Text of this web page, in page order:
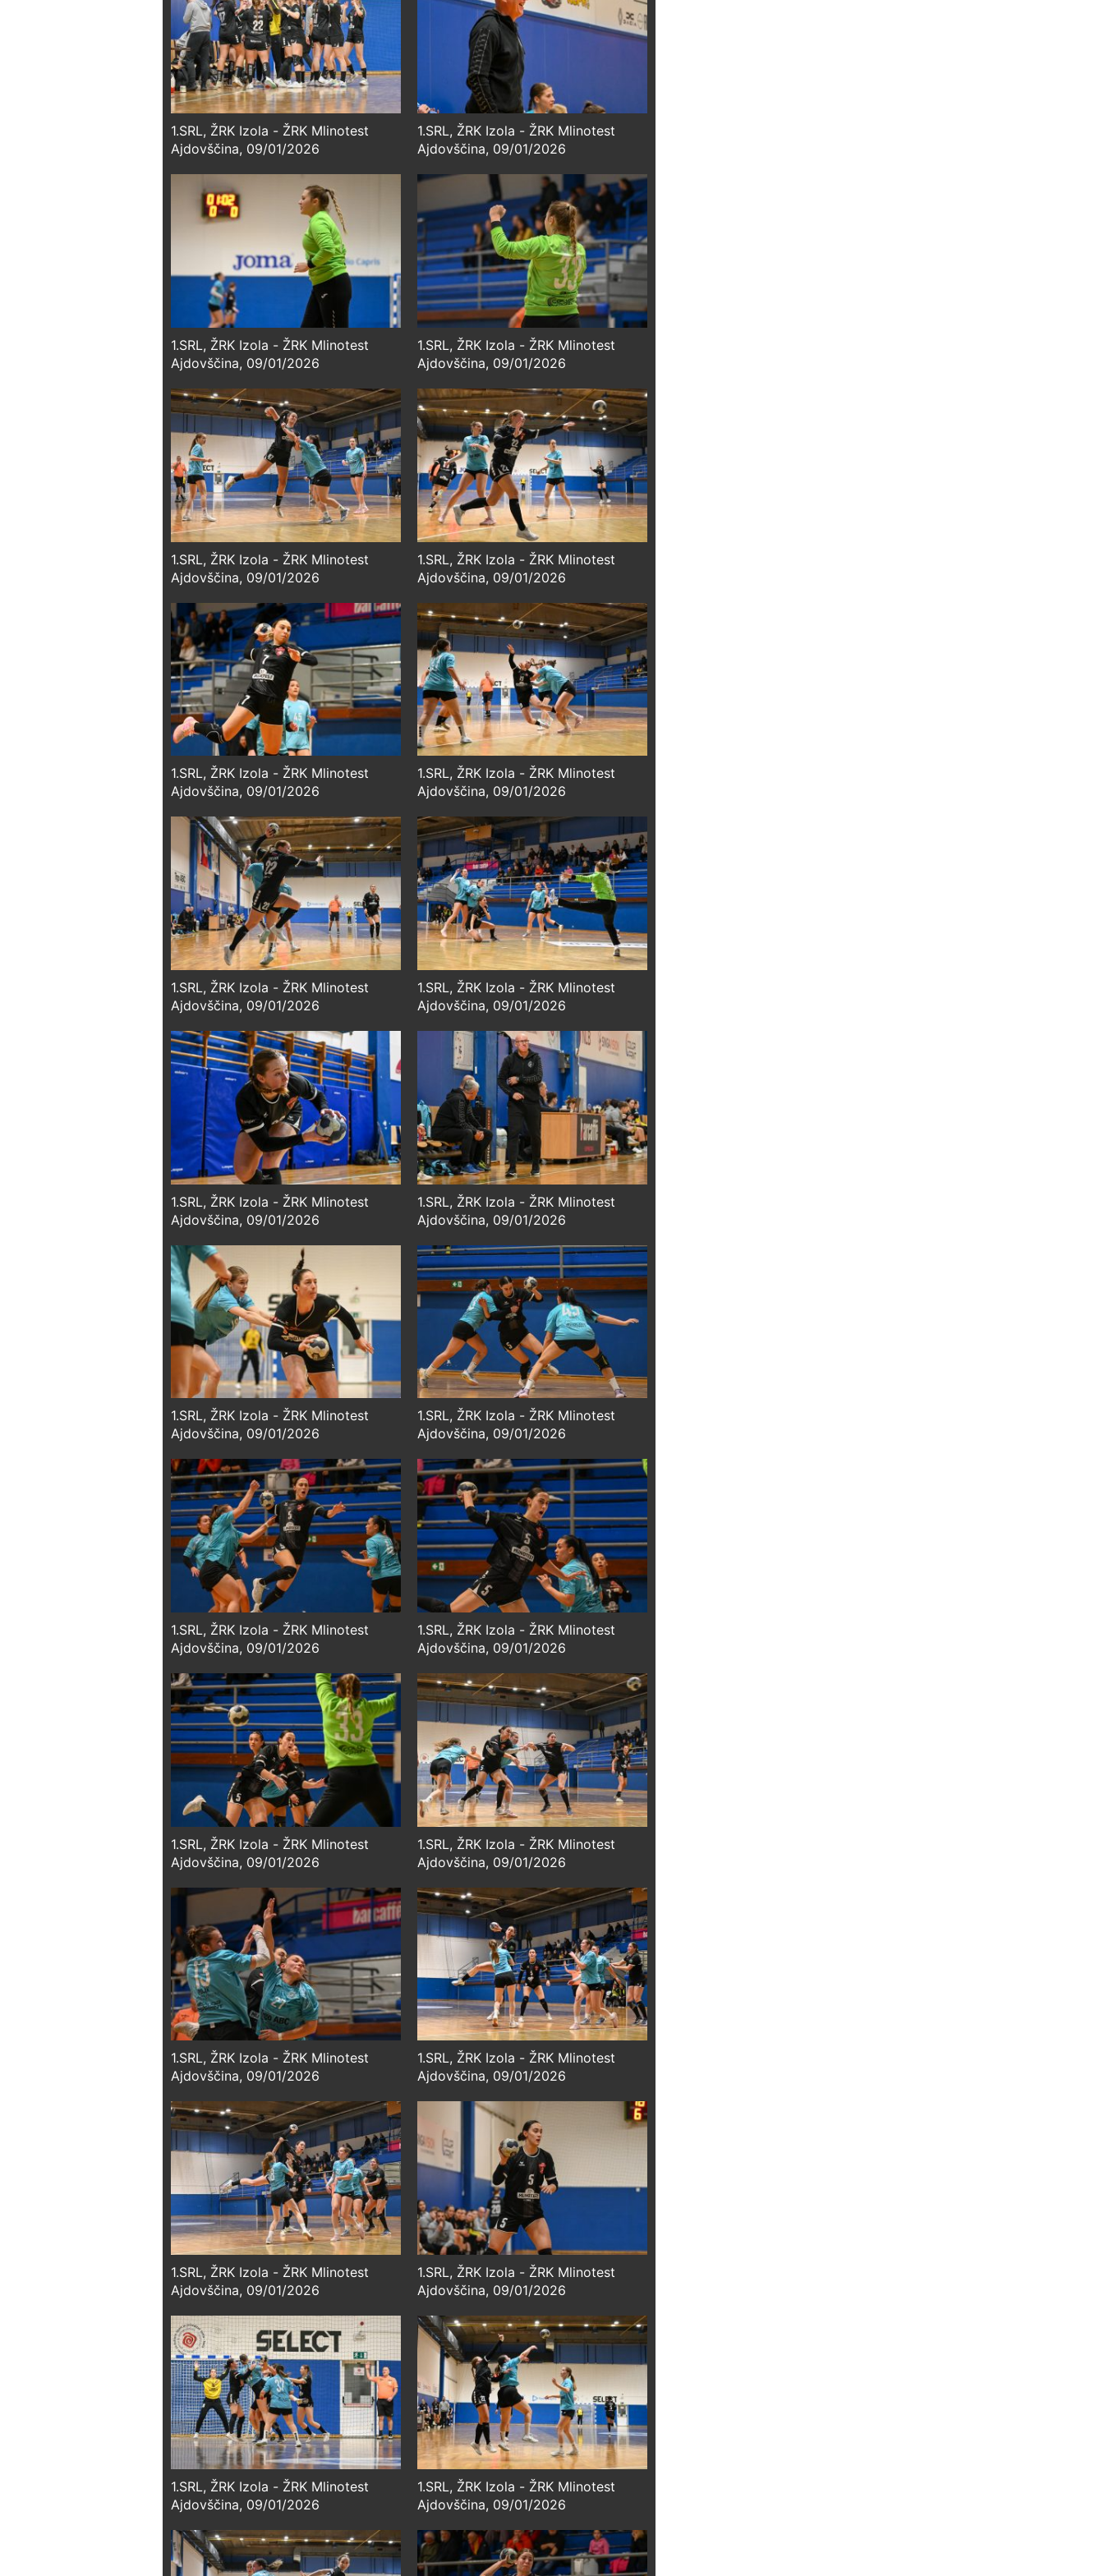
1.SRL, ŽRK Izola - ŽRK Mlinotest
Ajdovščina, 09/01/2026
1.SRL, ŽRK Izola - ŽRK Mlinotest
Ajdovščina, 09/01/2026
1.SRL, ŽRK Izola - ŽRK Mlinotest
Ajdovščina, 09/01/2026
1.SRL, ŽRK Izola - ŽRK Mlinotest
Ajdovščina, 09/01/2026
1.SRL, ŽRK Izola - ŽRK Mlinotest
Ajdovščina, 09/01/2026
1.SRL, ŽRK Izola - ŽRK Mlinotest
Ajdovščina, 09/01/2026
1.SRL, ŽRK Izola - ŽRK Mlinotest
Ajdovščina, 09/01/2026
1.SRL, ŽRK Izola - ŽRK Mlinotest
Ajdovščina, 09/01/2026
1.SRL, ŽRK Izola - ŽRK Mlinotest
Ajdovščina, 09/01/2026
1.SRL, ŽRK Izola - ŽRK Mlinotest
Ajdovščina, 09/01/2026
1.SRL, ŽRK Izola - ŽRK Mlinotest
Ajdovščina, 09/01/2026
1.SRL, ŽRK Izola - ŽRK Mlinotest
Ajdovščina, 09/01/2026
1.SRL, ŽRK Izola - ŽRK Mlinotest
Ajdovščina, 09/01/2026
1.SRL, ŽRK Izola - ŽRK Mlinotest
Ajdovščina, 09/01/2026
1.SRL, ŽRK Izola - ŽRK Mlinotest
Ajdovščina, 09/01/2026
1.SRL, ŽRK Izola - ŽRK Mlinotest
Ajdovščina, 09/01/2026
1.SRL, ŽRK Izola - ŽRK Mlinotest
Ajdovščina, 09/01/2026
1.SRL, ŽRK Izola - ŽRK Mlinotest
Ajdovščina, 09/01/2026
1.SRL, ŽRK Izola - ŽRK Mlinotest
Ajdovščina, 09/01/2026
1.SRL, ŽRK Izola - ŽRK Mlinotest
Ajdovščina, 09/01/2026
1.SRL, ŽRK Izola - ŽRK Mlinotest
Ajdovščina, 09/01/2026
1.SRL, ŽRK Izola - ŽRK Mlinotest
Ajdovščina, 09/01/2026
1.SRL, ŽRK Izola - ŽRK Mlinotest
Ajdovščina, 09/01/2026
1.SRL, ŽRK Izola - ŽRK Mlinotest
Ajdovščina, 09/01/2026